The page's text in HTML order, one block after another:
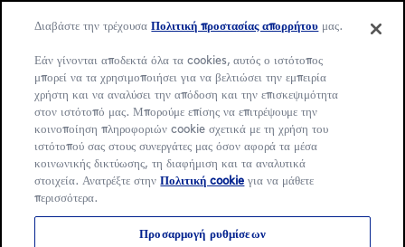
Language:English Ελληνικά
Αρχική / Εντοπισμός / Rethimno - Creta
1 Häagen-Dazs Καφέ στο
Rethimno - Creta
Διαβάστε την τρέχουσαΠολιτική προστασίας απορρήτου μας.
Εάν γίνονται αποδεκτά όλα τα cookies, αυτός ο ιστότοπος
μπορεί να τα χρησιμοποιήσει για να βελτιώσει την εμπειρία
χρήστη και να αναλύσει την απόδοση και την επισκεψιμότητα
στον ιστότοπό μας. Μπορούμε επίσης να επιτρέψουμε την
κοινοποίηση πληροφοριών cookie σχετικά με τη χρήση του
ιστότοπού σας στους συνεργάτες μας όσον αφορά τα μέσα
κοινωνικής δικτύωσης, τη διαφήμιση και τα αναλυτικά
στοιχεία. Ανατρέξτε στηνΠολιτική cookie για να μάθετε
περισσότερα.
Προσαρμογή ρυθμίσεων